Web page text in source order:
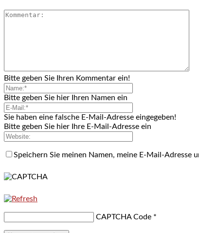
Bitte geben Sie Ihren Kommentar ein!
Bitte geben Sie hier Ihren Namen ein
Sie haben eine falsche E-Mail-Adresse eingegeben!
Bitte geben Sie hier Ihre E-Mail-Adresse ein
Speichern Sie meinen Namen, meine E-Mail-Adresse
CAPTCHA Code *